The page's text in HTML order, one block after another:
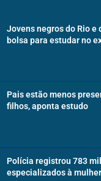
Jovens negros do Rio e
bolsa para estudar no
Pais estão menos
filhos, aponta estudo
Polícia registrou 783
especializados à